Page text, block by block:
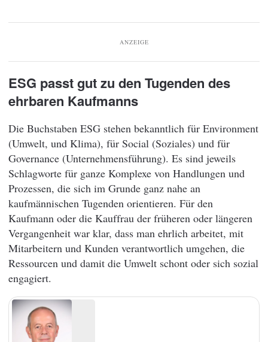
ANZEIGE
ESG passt gut zu den Tugenden des
ehrbaren Kaufmanns
Die Buchstaben ESG stehen bekanntlich für Environment
(Umwelt, und Klima), für Social (Soziales) und für
Governance (Unternehmensführung). Es sind jeweils
Schlagworte für ganze Komplexe von Handlungen und
Prozessen, die sich im Grunde ganz nahe an
kaufmännischen Tugenden orientieren. Für den
Kaufmann oder die Kauffrau der früheren oder längeren
Vergangenheit war klar, dass man ehrlich arbeitet, mit
Mitarbeitern und Kunden verantwortlich umgehen, die
Ressourcen und damit die Umwelt schont oder sich sozial
engagiert.